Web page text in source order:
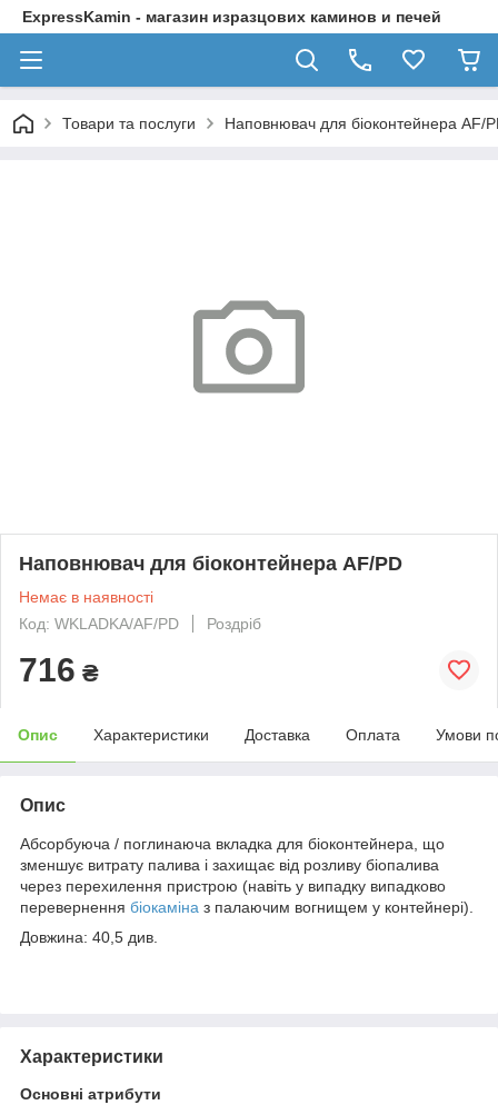
ExpressKamin - магазин изразцових каминов и печей
Товари та послуги Наповнювач для біоконтейнера AF/
Наповнювач для біоконтейнера AF/PD
Немає в наявності
Код: WKLADKA/AF/PD
Роздріб
716 ₴
Опис Характеристики Доставка Оплата Умови
Опис
Абсорбуюча / поглинаюча вкладка для біоконтейнера, що
зменшує витрату палива і захищає від розливу біопалива
через перехилення пристрою (навіть у випадку випадково
перевернення біокаміна з палаючим вогнищем у контейнері).
Довжина: 40,5 див.
Характеристики
Основні атрибути